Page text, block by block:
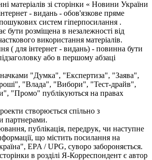
матеріалів зі сторінки « Новини України
- видань - обов'язкове пряме
систем гіперпосилання .
бути розміщена в незалежності від
використання матеріалів.
( для інтернет - видань) - повинна бути
або в першому абзаці
"Думка", "Експертиза", "Заява",
"Влада", "Вибори", "Тест-драйв",
"Промо" публікуються на правах
створюється спільно з
партнерами.
публікація, передрук, чи наступне
що містить посилання на
EPA / UPG, суворо забороняється.
в розділі Я-Корреспондент є автор